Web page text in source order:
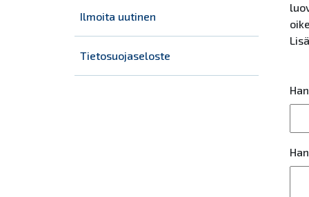
Ilmoita uutinen
Tietosuojaseloste